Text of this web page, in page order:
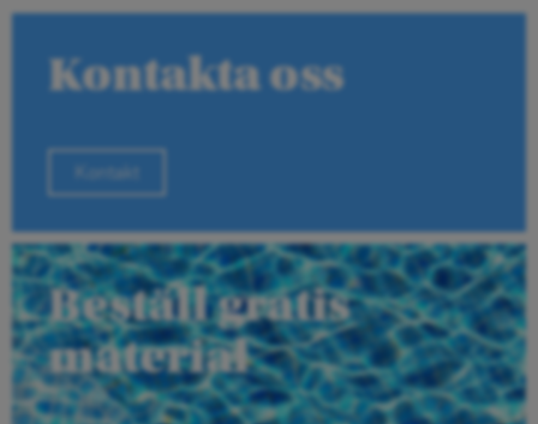
Kontakta oss
Kontakt
Beställ gratis
material